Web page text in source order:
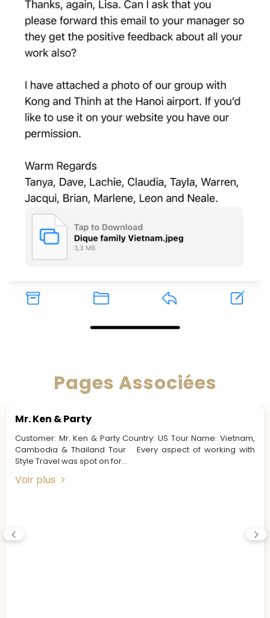
Pages Associées
Mr. Ken & Party
Customer: Mr. Ken & Party Country: US Tour Name: Vietnam,
Cambodia & Thailand Tour Every aspect of working with
Style Travel was spot on for...
Voir plus